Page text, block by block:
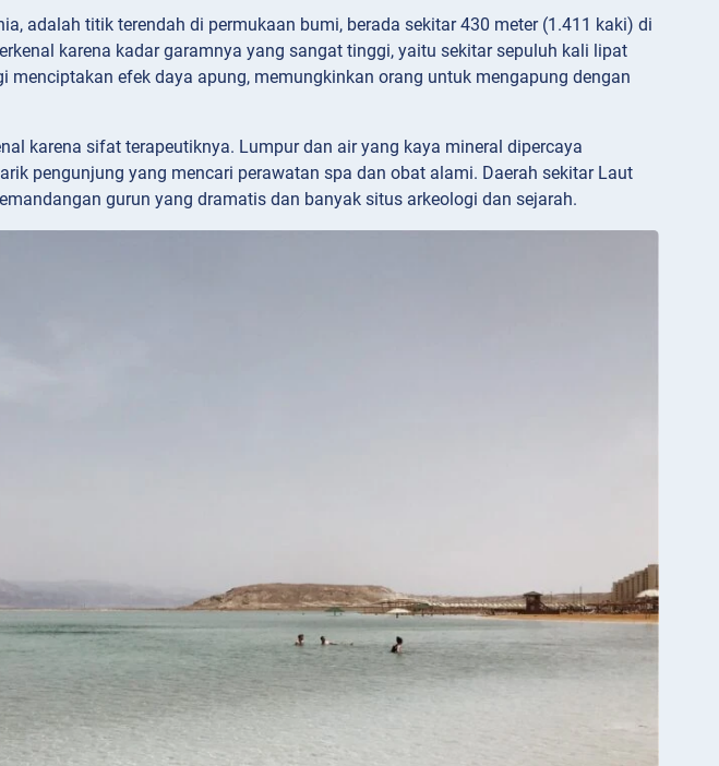
adalah titik terendah di permukaan bumi, berada sekitar 430 meter (1.411 kaki) di
karena kadar garamnya yang sangat tinggi, yaitu sekitar sepuluh kali lipat
efek daya apung, memungkinkan orang untuk mengapung dengan
karena sifat terapeutiknya. Lumpur dan air yang kaya mineral dipercaya
pengunjung yang mencari perawatan spa dan obat alami. Daerah sekitar Laut
gurun yang dramatis dan banyak situs arkeologi dan sejarah.